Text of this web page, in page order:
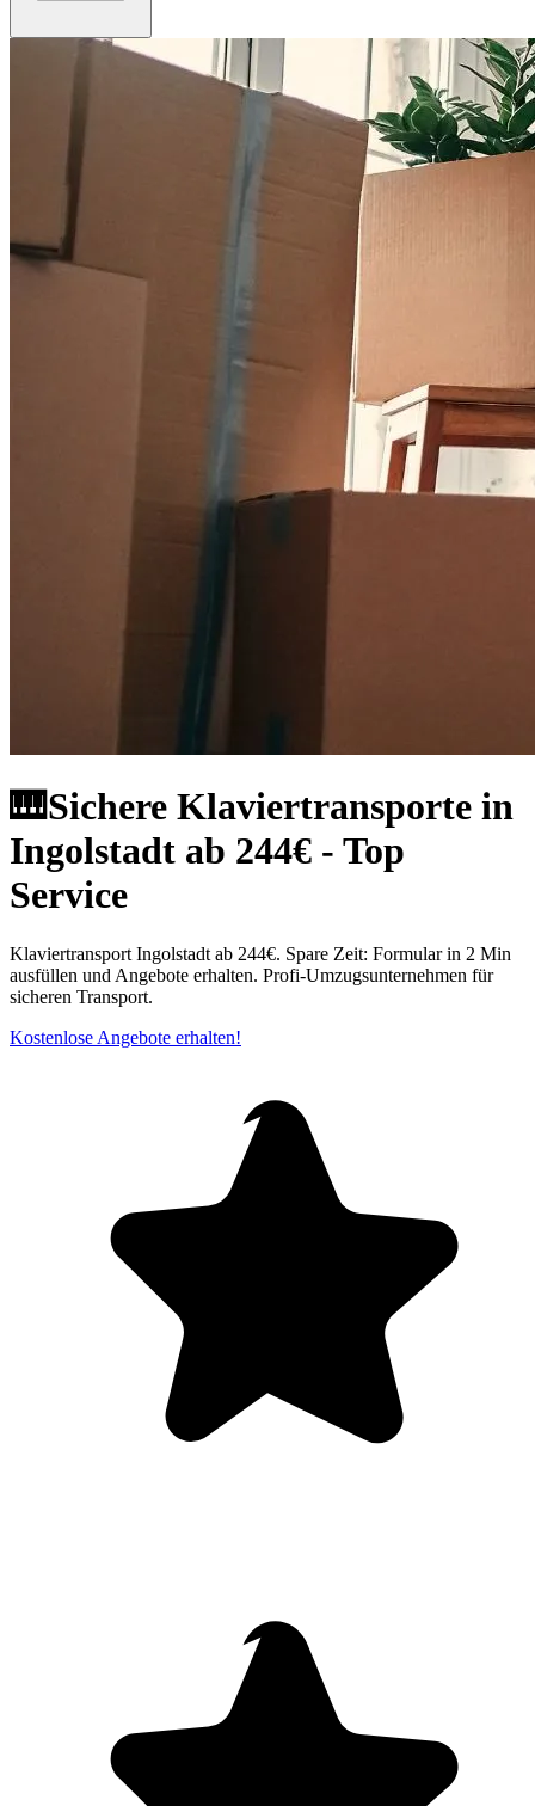
🎹Sichere Klaviertransporte in
Ingolstadt ab 244€ - Top
Service
Klaviertransport Ingolstadt ab 244€. Spare Zeit: Formular in 2 Min
ausfüllen und Angebote erhalten. Profi-Umzugsunternehmen für
sicheren Transport.
Kostenlose Angebote erhalten!